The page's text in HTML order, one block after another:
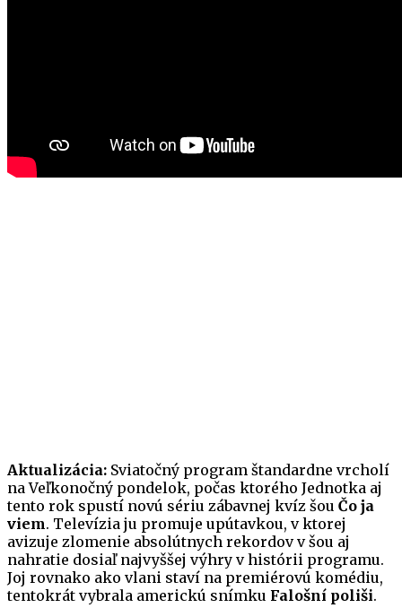
Aktualizácia: Sviatočný program štandardne vrcholí
na Veľkonočný pondelok, počas ktorého Jednotka aj
tento rok spustí novú sériu zábavnej kvíz šou Čo ja
viem. Televízia ju promuje upútavkou, v ktorej
avizuje zlomenie absolútnych rekordov v šou aj
nahratie dosiaľ najvyššej výhry v histórii programu.
Joj rovnako ako vlani staví na premiérovú komédiu,
tentokrát vybrala americkú snímku Falošní poliši.